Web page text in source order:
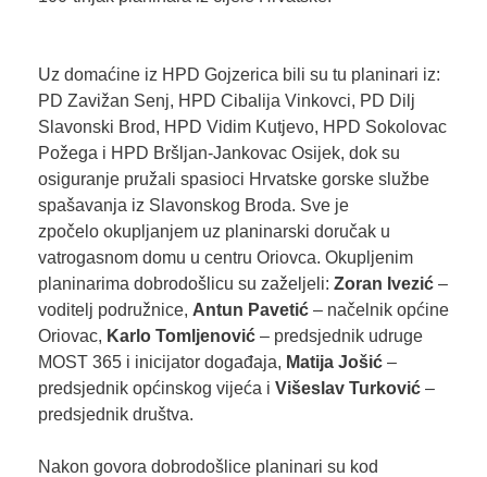
Uz domaćine iz HPD Gojzerica bili su tu planinari iz:
PD Zavižan Senj, HPD Cibalija Vinkovci, PD Dilj
Slavonski Brod, HPD Vidim Kutjevo, HPD Sokolovac
Požega i HPD Bršljan-Jankovac Osijek, dok su
osiguranje pružali spasioci Hrvatske gorske službe
spašavanja iz Slavonskog Broda. Sve je
zpočelo okupljanjem uz planinarski doručak u
vatrogasnom domu u centru Oriovca. Okupljenim
planinarima dobrodošlicu su zaželjeli: Zoran Ivezić–
voditelj podružnice, Antun Pavetić– načelnik općine
Oriovac, Karlo Tomljenović– predsjednik udruge
MOST 365 i inicijator događaja, Matija Jošić–
predsjednik općinskog vijeća i Višeslav Turković–
predsjednik društva.
Nakon govora dobrodošlice planinari su kod